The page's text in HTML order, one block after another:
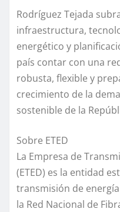
Rodríguez Tejada
infraestructura,
energético y
país contar con una
robusta, flexible y
crecimiento de la
sostenible de la
Sobre ETED
La Empresa de
(ETED) es la entidad
transmisión de
la Red Nacional de